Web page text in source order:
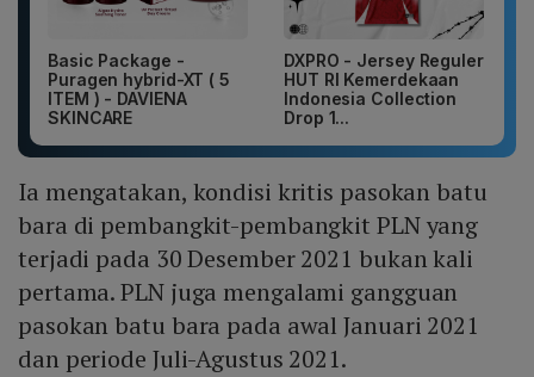
Basic Package -
Puragen hybrid-XT ( 5
ITEM ) - DAVIENA
SKINCARE
DXPRO - Jersey Reguler
HUT RI Kemerdekaan
Indonesia Collection
Drop 1...
Ia mengatakan, kondisi kritis pasokan batu
bara di pembangkit-pembangkit PLN yang
terjadi pada 30 Desember 2021 bukan kali
pertama. PLN juga mengalami gangguan
pasokan batu bara pada awal Januari 2021
dan periode Juli-Agustus 2021.